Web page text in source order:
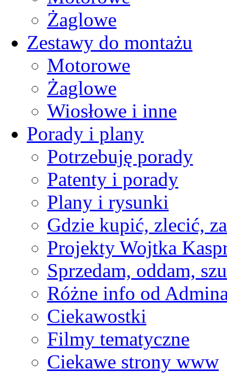
Żaglowe
Zestawy do montażu
Motorowe
Żaglowe
Wiosłowe i inne
Porady i plany
Potrzebuję porady
Patenty i porady
Plany i rysunki
Gdzie kupić, zlecić,
Projekty Wojtka
Sprzedam, oddam,
Różne info od
Ciekawostki
Filmy tematyczne
Ciekawe strony www